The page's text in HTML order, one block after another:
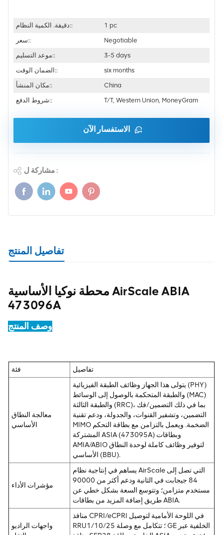
دقيقة. الكمية النظام::
1 pc
سعر::
Negotiable
موعد التسليم::
3-5 days
الضمان الوقت::
six months
مكان المنشأ::
China
شروط الدفع::
T/T, Western Union, MoneyGram
الاستفسار الآن
مشاركة ل :
تفاصيل المنتج
محطة نوكيا الأساسية AirScale ABIA
473096A
وصف المنتج
فئة تفاصيل
معالجة النطاق
الأساسي
يتولى هذا الجهاز وظائف الطبقة الفيزيائية (PHY)
والطبقة المتحكمة بالوصول إلى الوسائط (MAC)
والطبقة الثالثة (RRC)، بما في ذلك التضمين/فك
التضمين، وتشفير القنوات، والجدولة، ودعم تقنية
MIMO الضخمة. ويعمل بالتزامن مع بطاقة التحكم
المشتركة ASIA (473095A) وبطاقات
AMIA/ABIO لتوفير وظائف كاملة لوحدة النطاق
الأساسي (BBU).
مؤشرات الأداء
يساهم في إنتاجية نظام AirScale التي تصل إلى
84 جيجابت في الثانية ودعم أكثر من 90000
مستخدم متزامن؛ وتتوسع السعة بشكل خطي عن
طريق إضافة المزيد من بطاقات ABIA.
واجهات الراديو
منافذ CPRI/eCPRI في اللوحة الأمامية لتوصيل
RRU؛ تتكامل مع وصلة 1/10/25 GE الخلفية عبر